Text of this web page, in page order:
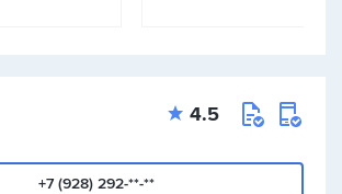
4.5
+7 (928) 292-**-**